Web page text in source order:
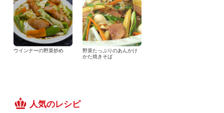
ウインナーの野菜炒め
野菜たっぷりのあんかけ
かた焼きそば
人気のレシピ